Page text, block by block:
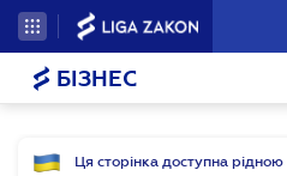
БІЗНЕС
Ця сторінка доступна